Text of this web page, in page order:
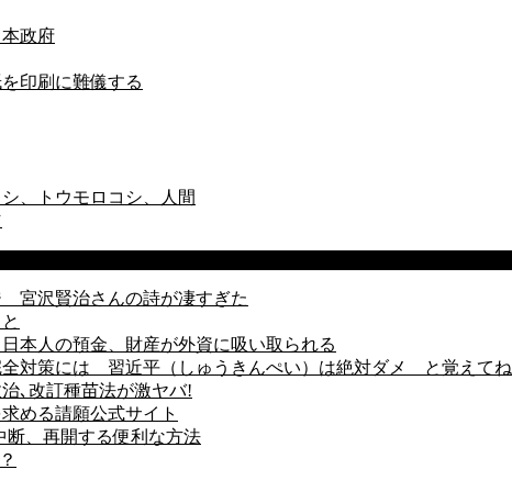
政府
印刷に難儀する
、トウモロコシ、人間
宮沢賢治さんの詩が凄すぎた
本人の預金、財産が外資に吸い取られる
対策には 習近平（しゅうきんぺい）は絶対ダメ と覚えてね
､改訂種苗法が激ヤバ!
める請願公式サイト
断、再開する便利な方法